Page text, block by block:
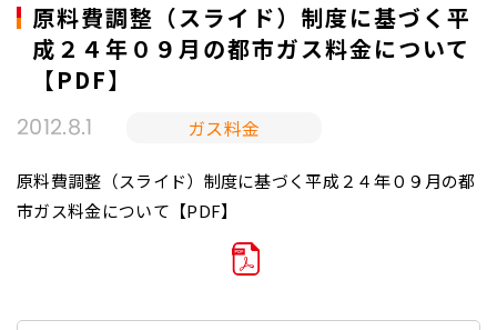
2012.8.1 ガス料金
原料費調整（スライド）制度に基づく平
成２４年０９月の都市ガス料金について
【PDF】
原料費調整（スライド）制度に基づく平成２４年０９月の都
市ガス料金について【PDF】